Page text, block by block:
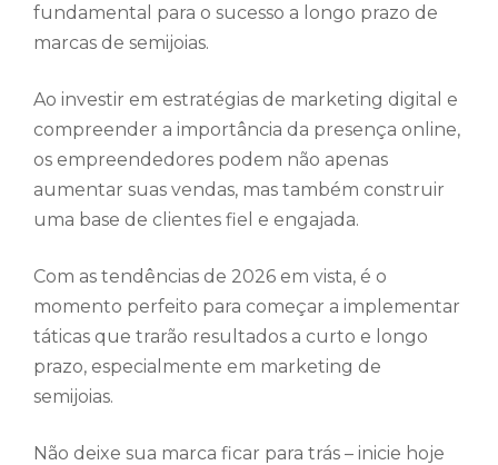
fundamental para o sucesso a longo prazo de
marcas de semijoias.
Ao investir em estratégias de marketing digital e
compreender a importância da presença online,
os empreendedores podem não apenas
aumentar suas vendas, mas também construir
uma base de clientes fiel e engajada.
Com as tendências de 2026 em vista, é o
momento perfeito para começar a implementar
táticas que trarão resultados a curto e longo
prazo, especialmente em marketing de
semijoias.
Não deixe sua marca ficar para trás – inicie hoje